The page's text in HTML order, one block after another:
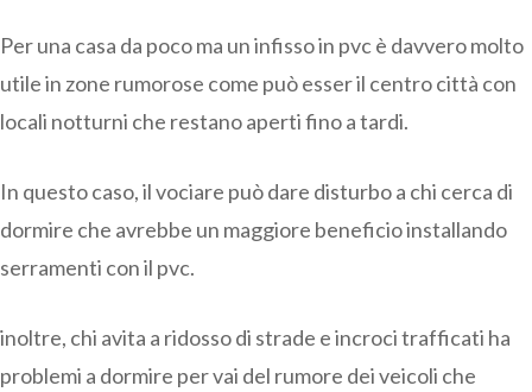
Per una casa da poco ma un infisso in pvc è davvero molto
utile in zone rumorose come può esser il centro città con
locali notturni che restano aperti fino a tardi.
In questo caso, il vociare può dare disturbo a chi cerca di
dormire che avrebbe un maggiore beneficio installando
serramenti con il pvc.
inoltre, chi avita a ridosso di strade e incroci trafficati ha
problemi a dormire per vai del rumore dei veicoli che